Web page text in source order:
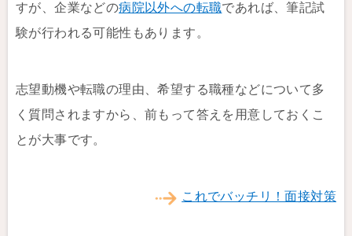
すが、企業などの病院以外への転職であれば、筆記試
験が行われる可能性もあります。
志望動機や転職の理由、希望する職種などについて多
く質問されますから、前もって答えを用意しておくこ
とが大事です。
これでバッチリ！面接対策